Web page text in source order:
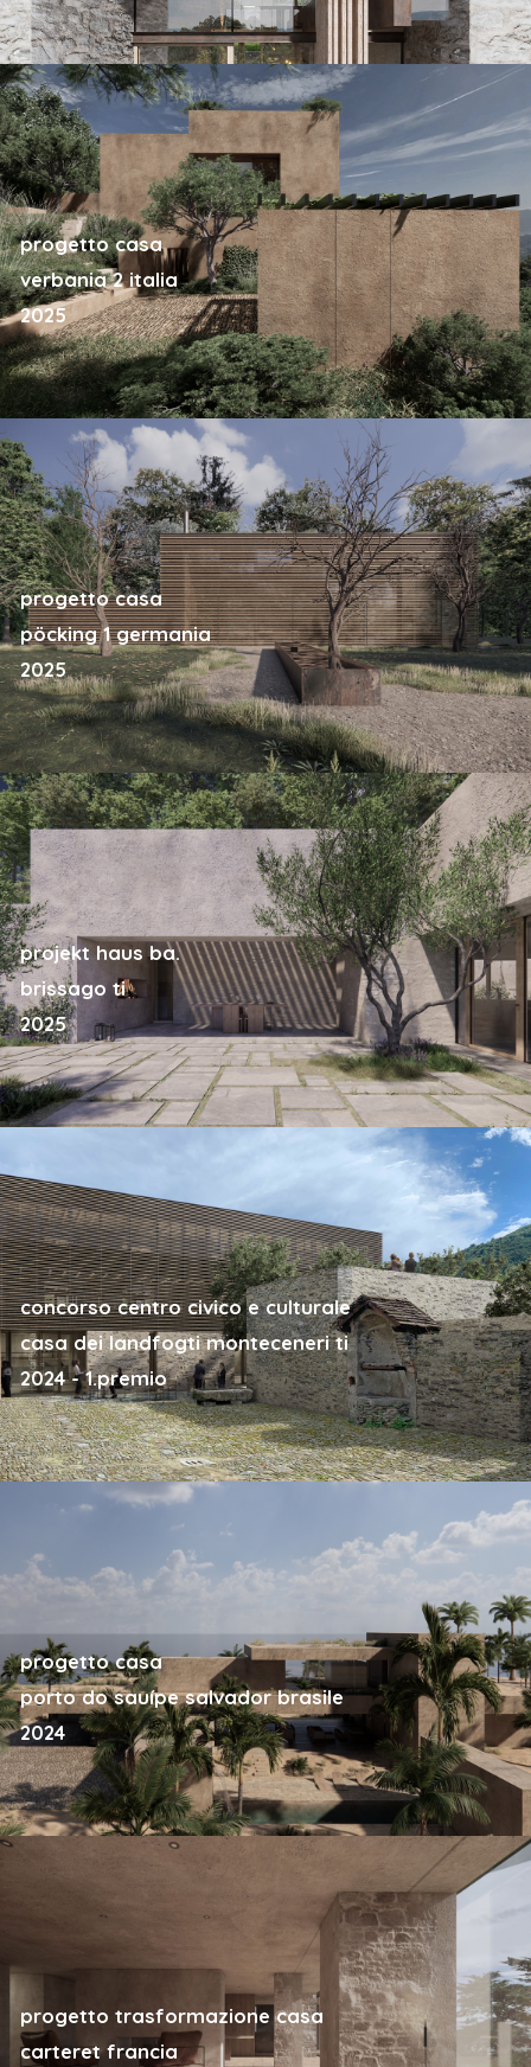
progetto casa
verbania 2 italia
2025
progetto casa
pöcking 1 germania
2025
projekt haus ba.
brissago ti
2025
concorso centro civico e culturale
casa dei landfogti monteceneri ti
2024 - 1.premio
progetto casa
porto do sauípe salvador brasile
2024
progetto trasformazione casa
carteret francia